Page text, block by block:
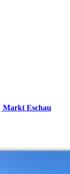
Markt Eschau